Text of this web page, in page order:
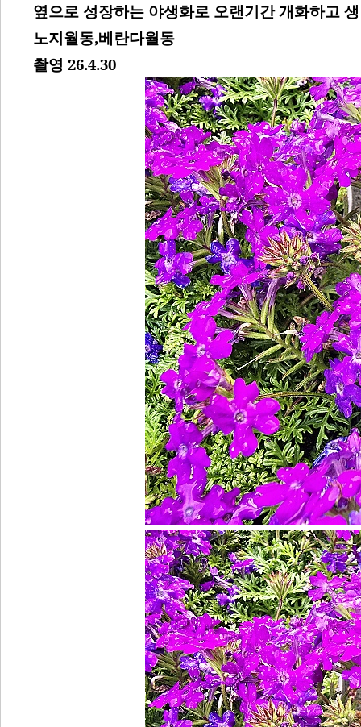
옆으로 성장하는 야생화로 오랜기간 개화하고
노지월동,베란다월동
촬영 26.4.30